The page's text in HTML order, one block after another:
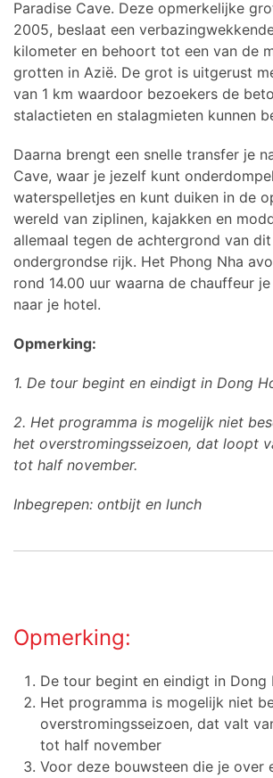
Paradise Cave. Deze opmerkelijke
2005, beslaat een
kilometer en behoort tot een van de
grotten in Azië. De grot is uitgerust
van 1 km waardoor bezoekers de
stalactieten en stalagmieten kunnen
Daarna brengt een snelle transfer je
Cave, waar je jezelf kunt
waterspelletjes en kunt duiken in de
wereld van ziplinen, kajakken en
allemaal tegen de achtergrond van
ondergrondse rijk. Het Phong Nha
rond 14.00 uur waarna de chauffeur
naar je hotel.
Opmerking:
1. De tour begint en eindigt in Dong
2. Het programma is mogelijk niet
het overstromingsseizoen, dat loopt
tot half november.
Inbegrepen: ontbijt en lunch
Opmerking:
De tour begint en eindigt in Dong
Het programma is mogelijk niet
overstromingsseizoen, dat valt
tot half november
Voor deze bouwsteen die je over